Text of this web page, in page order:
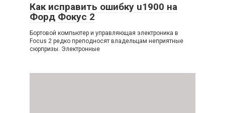
Как исправить ошибку u1900 на
Форд Фокус 2
Бортовой компьютер и управляющая электроника в
Focus 2 редко преподносят владельцам неприятные
сюрпризы. Электронные